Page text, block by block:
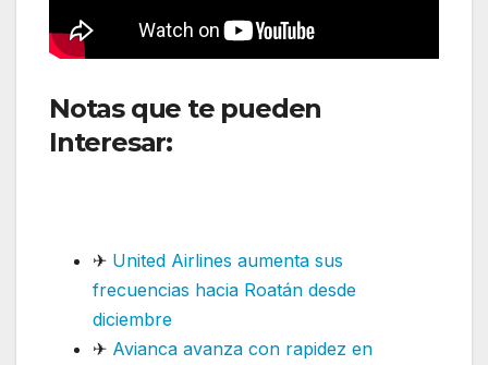
Notas que te pueden
Interesar:
✈ United Airlines aumenta sus
frecuencias hacia Roatán desde
diciembre
✈ Avianca avanza con rapidez en